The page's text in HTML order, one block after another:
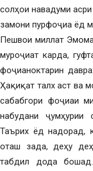
солҳои навадуми
замони пурфоҷиа ёд
Пешвои миллат
муроҷиат карда,
фоҷианоктарин
Ҳақиқат талх аст ва
сабабгори фоҷиаи
набудани ҷумҳурии
Таърих ёд надорад,
оташ зада, деҳу
табдил дода